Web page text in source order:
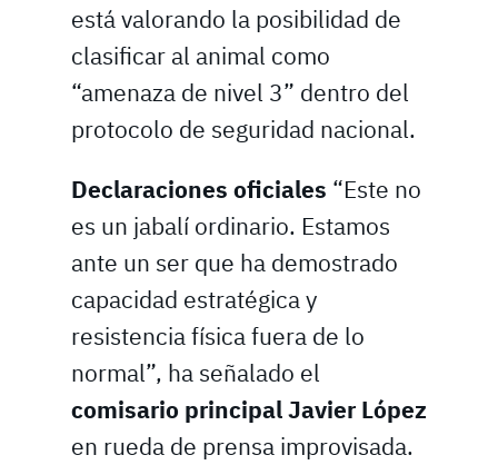
está valorando la posibilidad de
clasificar al animal como
“amenaza de nivel 3” dentro del
protocolo de seguridad nacional.
Declaraciones oficiales “Este no
es un jabalí ordinario. Estamos
ante un ser que ha demostrado
capacidad estratégica y
resistencia física fuera de lo
normal”, ha señalado el
comisario principal Javier López
en rueda de prensa improvisada.